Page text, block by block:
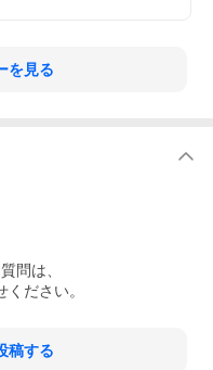
す。穴にお香を差して使
を見る
問は、
ださい。
稿する